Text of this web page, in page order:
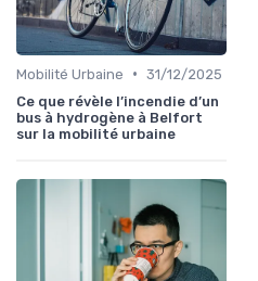
Mobilité Urbaine • 31/12/2025
Ce que révèle l’incendie d’un
bus à hydrogène à Belfort
sur la mobilité urbaine